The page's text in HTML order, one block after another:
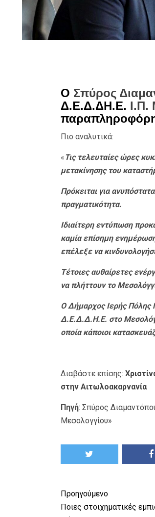
Ο Σπύρος
Δ.Ε.Δ.ΔΗ.Ε. Ι.Π.
Πιο αναλυτικά:
« Τις τελευταίες ώρες
μετακίνησης του
Πρόκειται για
πραγματικότητα.
Ιδιαίτερη εντύπωση
καμία επίσημη
επέλεξε να
Τέτοιες αυθαίρετες
να πλήττουν το
Ο Δήμαρχος Ιερής Πόλης
Δ.Ε.Δ.Δ.Η.Ε. στο
οποία κάποιοι
Διαβάστε επίσης:
στην Αιτωλοακαρνανία
Πηγή: Σπύρος
Μεσολογγίου»
Προηγούμενο
Ποιες στοιχηματικές